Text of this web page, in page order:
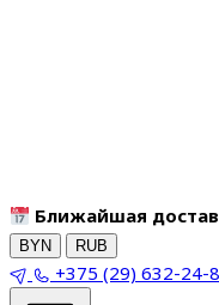
Ближайшая
BYN RUB
+375 (29) 632-24-